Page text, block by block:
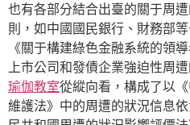
也有各部分結合出臺的關于周
則，如中國國民銀行、財務部
《關于構建綠色金融系統的領
上市公司和發債企業強迫性周
瑜伽教室從縱向看，構成了以
維護法》中的周遭的狀況信息